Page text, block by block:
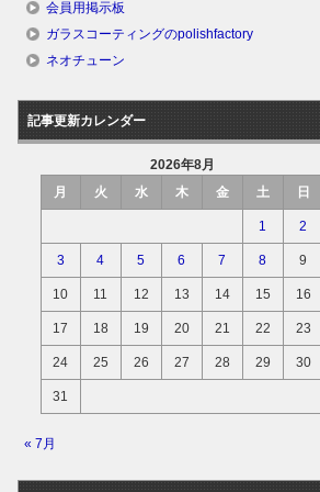
会員用掲示板
ガラスコーティングのpolishfactory
ネオチューン
記事更新カレンダー
2026年8月
月
火 水 木 金 土 日
1 2
3 4 5 6 7 8 9
10 11 12 13 14 15 16
17 18 19 20 21 22 23
24 25 26 27 28 29 30
31
« 7月